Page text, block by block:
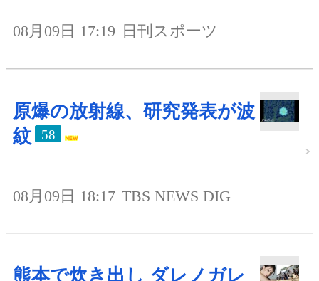
08月09日 17:19 日刊スポーツ
原爆の放射線、研究発表が波
紋
58
08月09日 18:17 TBS NEWS DIG
熊本で炊き出し ダレノガレ